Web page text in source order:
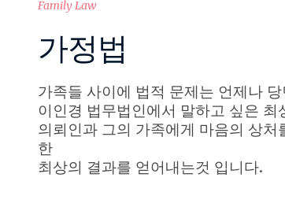
Family Law
가정법
가족들 사이에 법적 문제는 언제나
이인경 법무법인에서 말하고 싶은 최
의뢰인과 그의 가족에게 마음의 상처
한
최상의 결과를 얻어내는것 입니다.